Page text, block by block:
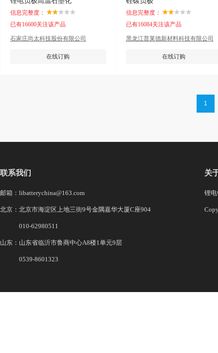
信息完整度：
已有16600关注该产品
石家庄尚太科技股份有限公司
在线订购
信息完整度：
已有16084关注该产品
黑龙江普莱德新材料科技有限公司
在线订购
1
联系我们
邮箱：libatterychina@163.com
北京：北京市海淀区上地三街9号金隅嘉华大厦C座904
010-62980511
山东：山东省临沂市鲁商中心A8楼1单元9层
0539-8601323
关
锂